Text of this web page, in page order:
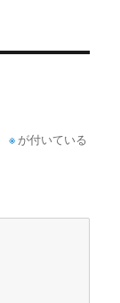
※ が付いている